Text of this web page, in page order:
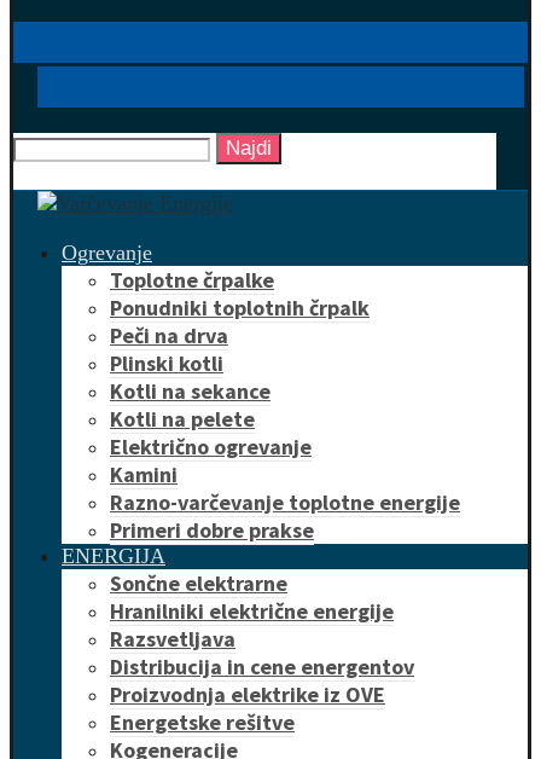
Najdi
Ogrevanje
Toplotne črpalke
Ponudniki toplotnih črpalk
Peči na drva
Plinski kotli
Kotli na sekance
Kotli na pelete
Električno ogrevanje
Kamini
Razno-varčevanje toplotne energije
Primeri dobre prakse
ENERGIJA
Sončne elektrarne
Hranilniki električne energije
Razsvetljava
Distribucija in cene energentov
Proizvodnja elektrike iz OVE
Energetske rešitve
Kogeneracije